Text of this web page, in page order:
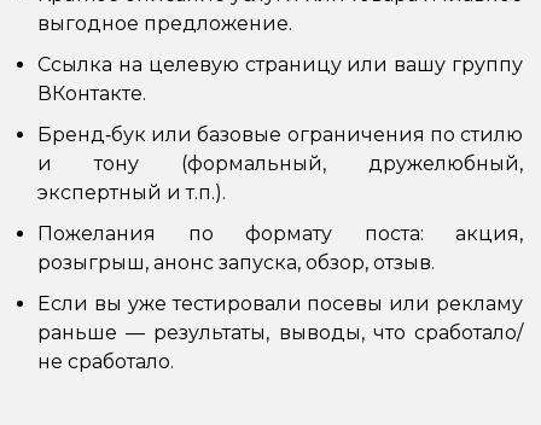
выгодное предложение.
Ссылка на целевую страницу или вашу группу
ВКонтакте.
Бренд‑бук или базовые ограничения по стилю
и тону (формальный, дружелюбный,
экспертный и т.п.).
Пожелания по формату поста: акция,
розыгрыш, анонс запуска, обзор, отзыв.
Если вы уже тестировали посевы или рекламу
раньше — результаты, выводы, что сработало/
не сработало.